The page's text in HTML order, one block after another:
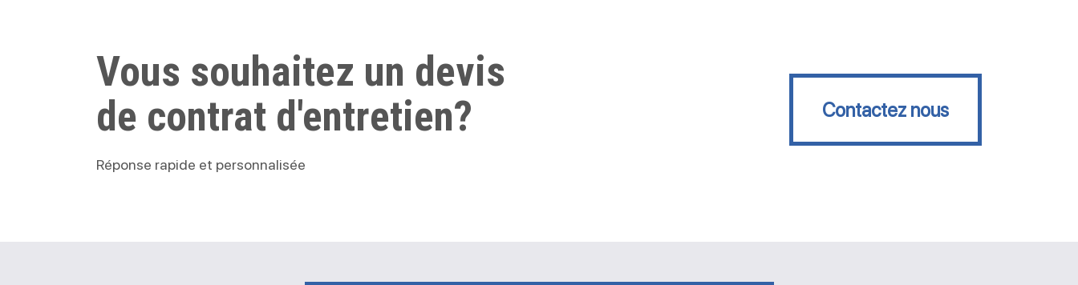
Vous souhaitez un devis
de contrat d'entretien?
Réponse rapide et personnalisée
Contactez nous
Contactez nous